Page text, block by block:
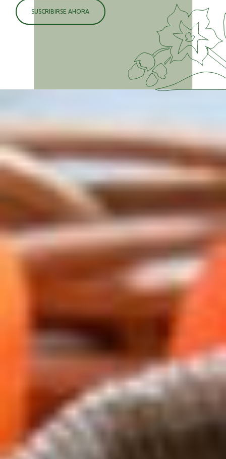
SUSCRIBIRSE AHORA